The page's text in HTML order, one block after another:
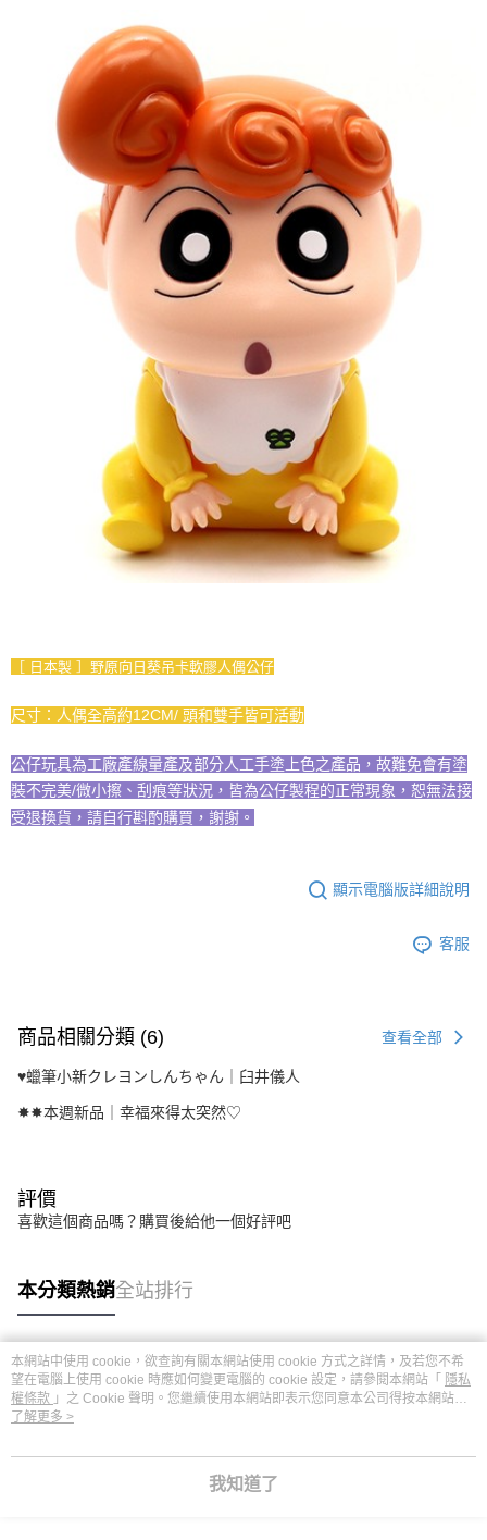
［ 日本製 ］野原向日葵吊卡軟膠人偶公仔
尺寸：人偶全高約12CM/ 頭和雙手皆可活動
公仔玩具為工廠產線量產及部分人工手塗上色之產品，故難免會有塗
裝不完美/微小擦、刮痕等狀況，皆為公仔製程的正常現象，恕無法接
受退換貨，請自行斟酌購買，謝謝。
顯示電腦版詳細說明
客服
商品相關分類 (6) 查看全部
♥︎蠟筆小新クレヨンしんちゃん｜臼井儀人
✸✸本週新品｜幸福來得太突然♡
評價
喜歡這個商品嗎？購買後給他一個好評吧
本分類熱銷全站排行
熱門標籤
本網站中使用 cookie，欲查詢有關本網站使用 cookie 方式之詳情，及若您不希
望在電腦上使用 cookie 時應如何變更電腦的 cookie 設定，請參閱本網站「 隱私
權條款 」之 Cookie 聲明。您繼續使用本網站即表示您同意本公司得按本網站使
用條款之 Cookie 聲明使用 cookie。
了解更多 >
我知道了